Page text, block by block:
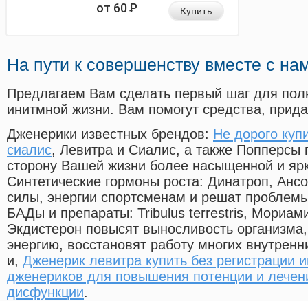
от 60Р Купить
На пути к совершенству вместе с
Предлагаем Вам сделать первый шаг для
инитмной жизни. Вам помогут средства,
Дженерики известных брендов: Не дорого
сиалис, Левитра и Сиалис, а также Попперсы
сторону Вашей жизни более насыщенной и
Синтетические гормоны роста: Динатроп,
силы, энергии спортсменам и решат
БАДы и препараты: Tribulus terrestris,
Экдистерон повысят выносливость
энергию, восстановят работу многих
и, Дженерик левитра купить без регистрации
дженериков для повышения потенции и
дисфункции.